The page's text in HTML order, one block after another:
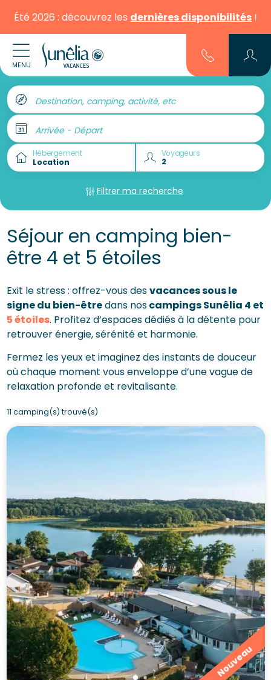
Été 2026 : découvrez les dernières disponibilités !
MENU
Destination, camping, activité, etc
Arrivée - Départ
Hébergement Voyageurs
Filtrer ma recherche
Séjour en camping bien-
être 4 et 5 étoiles
Exit le stress : offrez-vous desvacances sous le
signe du bien-êtredans noscampings Sunêlia 4 et
5 étoiles. Profitez d’espaces dédiés à la détente pour
retrouver énergie, sérénité et harmonie.
Fermez les yeux et imaginez des instants de douceur
où chaque moment vous enveloppe d’une vague de
relaxation profonde et revitalisante.
11 camping(s) trouvé(s)
Nouveau